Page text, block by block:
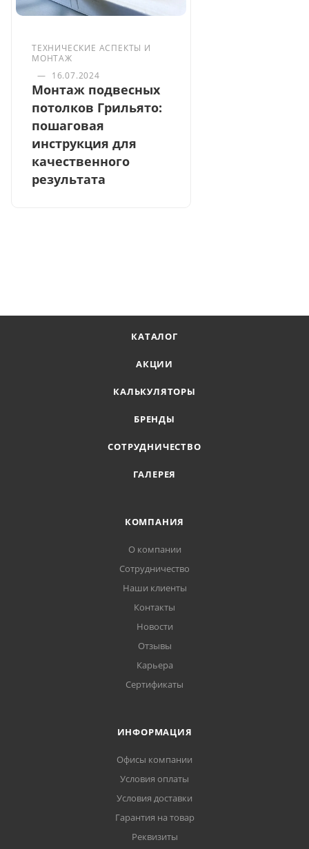
ТЕХНИЧЕСКИЕ АСПЕКТЫ И
МОНТАЖ
— 16.07.2024
Монтаж подвесных
потолков Грильято:
пошаговая
инструкция для
качественного
результата
КАТАЛОГ
АКЦИИ
КАЛЬКУЛЯТОРЫ
БРЕНДЫ
СОТРУДНИЧЕСТВО
ГАЛЕРЕЯ
КОМПАНИЯ
О компании
Сотрудничество
Наши клиенты
Контакты
Новости
Отзывы
Карьера
Сертификаты
ИНФОРМАЦИЯ
Офисы компании
Условия оплаты
Условия доставки
Гарантия на товар
Реквизиты